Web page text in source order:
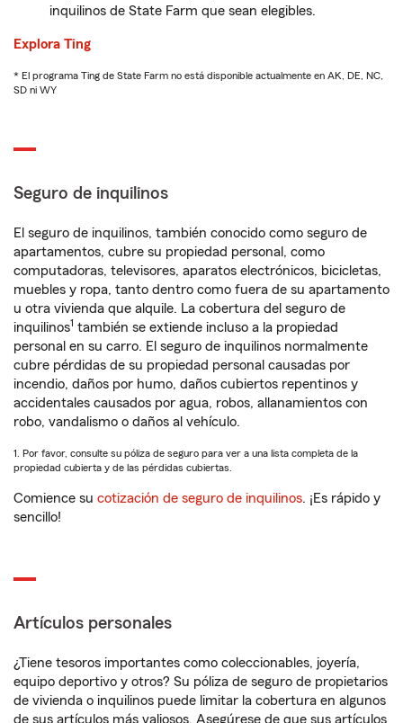
inquilinos de State Farm que sean elegibles.
Explora Ting
* El programa Ting de State Farm no está disponible actualmente en AK, DE, NC,
SD ni WY
Seguro de inquilinos
El seguro de inquilinos, también conocido como seguro de
apartamentos, cubre su propiedad personal, como
computadoras, televisores, aparatos electrónicos, bicicletas,
muebles y ropa, tanto dentro como fuera de su apartamento
u otra vivienda que alquile. La cobertura del seguro de
inquilinos1 también se extiende incluso a la propiedad
personal en su carro. El seguro de inquilinos normalmente
cubre pérdidas de su propiedad personal causadas por
incendio, daños por humo, daños cubiertos repentinos y
accidentales causados por agua, robos, allanamientos con
robo, vandalismo o daños al vehículo.
1. Por favor, consulte su póliza de seguro para ver a una lista completa de la
propiedad cubierta y de las pérdidas cubiertas.
Comience su cotización de seguro de inquilinos. ¡Es rápido y
sencillo!
Artículos personales
¿Tiene tesoros importantes como coleccionables, joyería,
equipo deportivo y otros? Su póliza de seguro de propietarios
de vivienda o inquilinos puede limitar la cobertura en algunos
de sus artículos más valiosos. Asegúrese de que sus artículos